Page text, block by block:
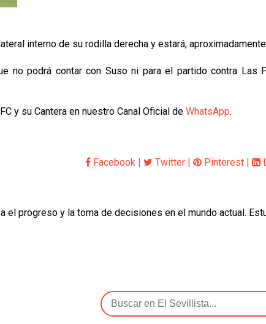
interno de su rodilla derecha y estará,
no podrá contar con Suso ni para el partido contra
y su Cantera en nuestro Canal Oficial de WhatsApp.
Facebook | Twitter | Pinterest |
el progreso y la toma de decisiones en el mundo actual.